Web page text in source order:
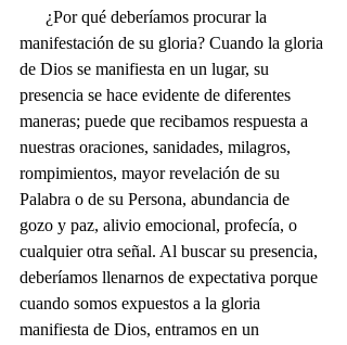
manifestación de su gloria? Cuando la gloria
de Dios se manifiesta en un lugar, su
presencia se hace evidente de diferentes
maneras; puede que recibamos respuesta a
nuestras oraciones, sanidades, milagros,
rompimientos, mayor revelación de su
Palabra o de su Persona, abundancia de
gozo y paz, alivio emocional, profecía, o
cualquier otra señal. Al buscar su presencia,
deberíamos llenarnos de expectativa porque
cuando somos expuestos a la gloria
manifiesta de Dios, entramos en un